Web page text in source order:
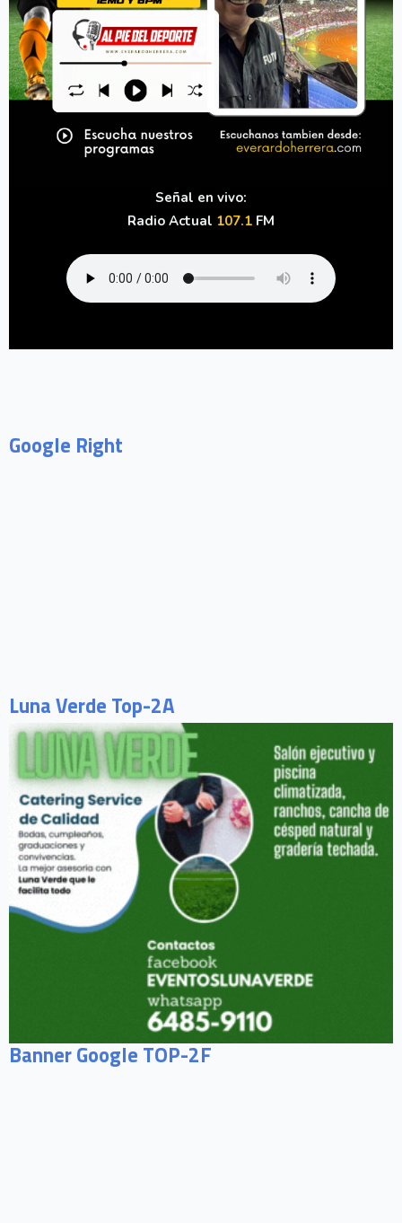
Señal en vivo:
Radio Actual 107.1 FM
Google Right
Luna Verde Top-2A
Banner Google TOP-2F